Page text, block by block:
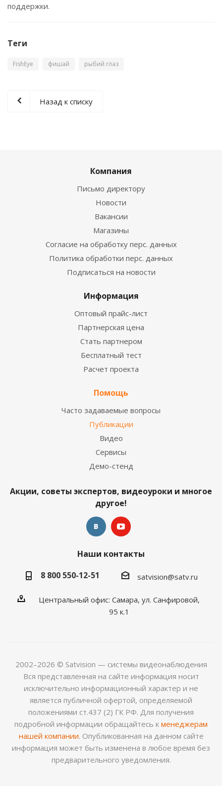
поддержки.
Теги
FishEye фишай рыбий глаз
Назад к списку
Компания
Письмо директору
Новости
Вакансии
Магазины
Согласие на обработку перс. данных
Политика обработки перс. данных
Подписаться на новости
Информация
Оптовый прайс-лист
Партнерская цена
Стать партнером
Бесплатный тест
Расчет проекта
Помощь
Часто задаваемые вопросы
Публикации
Видео
Сервисы
Демо-стенд
Акции, советы экспертов, видеоуроки и многое
другое!
Наши контакты
8 800 550-12-51
satvision@satv.ru
Центральный офис: Самара, ул. Санфировой,
95 к.1
2002–2026 © Satvision — системы видеонаблюдения
Вся представленная на сайте информация носит
исключительно информационный характер и не
является публичной офертой, определяемой
положениями ст.437 (2) ГК РФ. Для получения
подробной информации обращайтесь к менеджерам
нашей компании. Опубликованная на данном сайте
информация может быть изменена в любое время без
предварительного уведомления.